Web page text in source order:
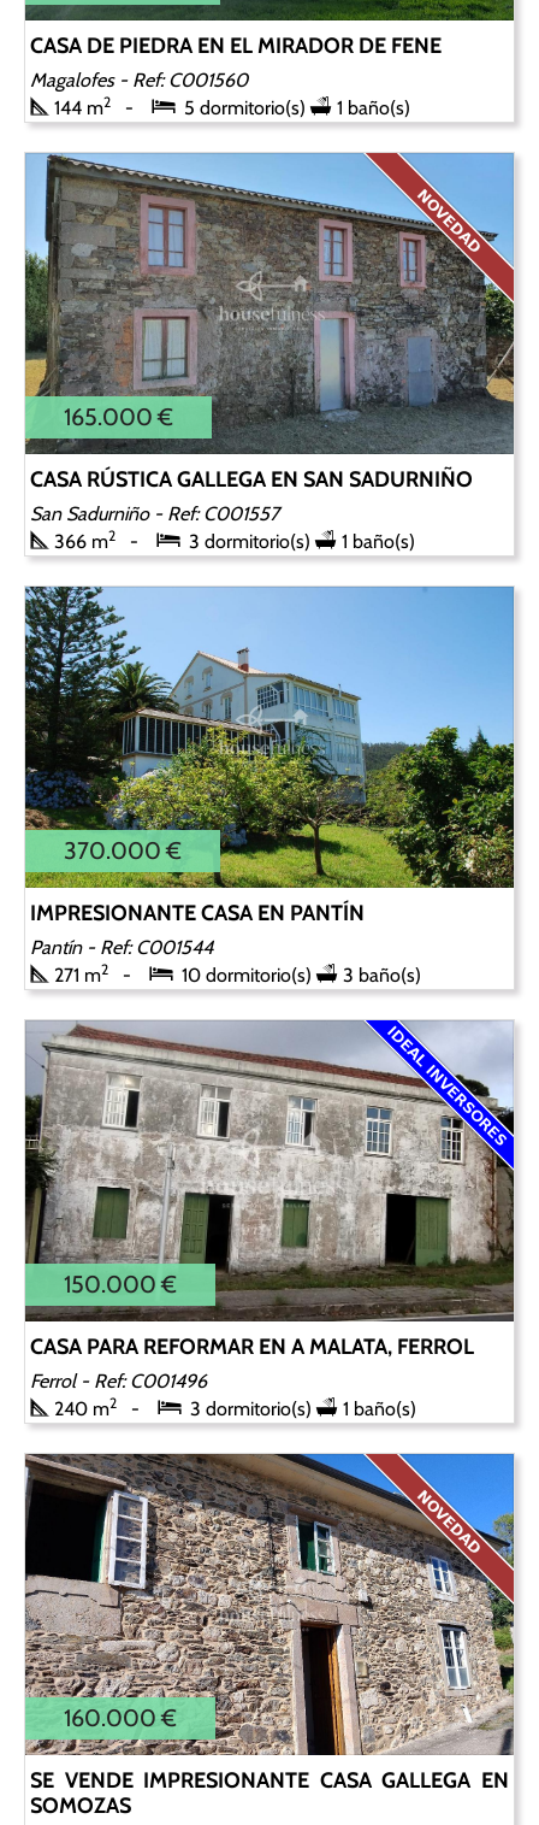
CASA DE PIEDRA EN EL MIRADOR DE FENE
Magalofes - Ref: C001560
144 m2 5 dormitorio(s) 1 baño(s)
165.000 €
CASA RÚSTICA GALLEGA EN SAN SADURNIÑO
San Sadurniño - Ref: C001557
366 m2 3 dormitorio(s) 1 baño(s)
370.000 €
IMPRESIONANTE CASA EN PANTÍN
Pantín - Ref: C001544
271 m2 10 dormitorio(s) 3 baño(s)
150.000 €
CASA PARA REFORMAR EN A MALATA, FERROL
Ferrol - Ref: C001496
240 m2 3 dormitorio(s) 1 baño(s)
160.000 €
SE VENDE IMPRESIONANTE CASA GALLEGA EN
SOMOZAS